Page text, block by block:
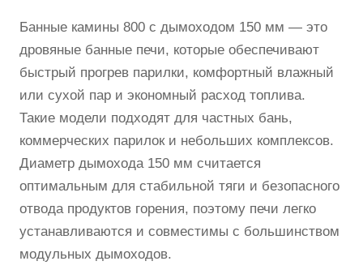
Банные камины 800 с дымоходом 150 мм — это
дровяные банные печи, которые обеспечивают
быстрый прогрев парилки, комфортный влажный
или сухой пар и экономный расход топлива.
Такие модели подходят для частных бань,
коммерческих парилок и небольших комплексов.
Диаметр дымохода 150 мм считается
оптимальным для стабильной тяги и безопасного
отвода продуктов горения, поэтому печи легко
устанавливаются и совместимы с большинством
модульных дымоходов.